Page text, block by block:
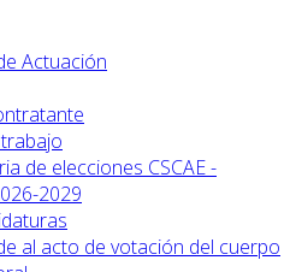
Actuación
de elecciones CSCAE -
2029
al acto de votación del cuerpo